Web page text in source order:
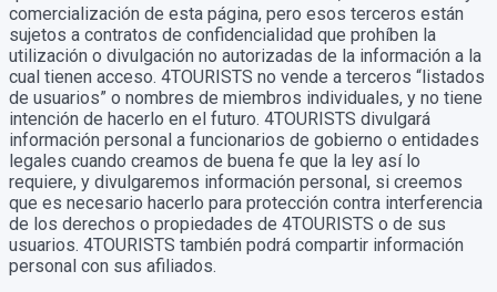
comercialización de esta página, pero esos terceros están
sujetos a contratos de confidencialidad que prohíben la
utilización o divulgación no autorizadas de la información a la
cual tienen acceso. 4TOURISTS no vende a terceros “listados
de usuarios” o nombres de miembros individuales, y no tiene
intención de hacerlo en el futuro. 4TOURISTS divulgará
información personal a funcionarios de gobierno o entidades
legales cuando creamos de buena fe que la ley así lo
requiere, y divulgaremos información personal, si creemos
que es necesario hacerlo para protección contra interferencia
de los derechos o propiedades de 4TOURISTS o de sus
usuarios. 4TOURISTS también podrá compartir información
personal con sus afiliados.